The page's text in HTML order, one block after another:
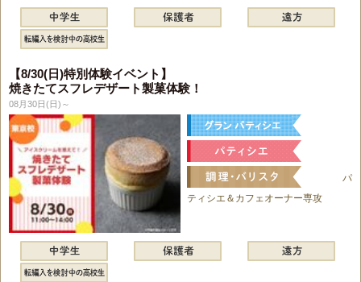
【8/30(日)特別体験イベント】
焼きたてスフレデザート製菓体験！
08月30日(日)～
パ
ティシエ＆カフェオーナー専攻